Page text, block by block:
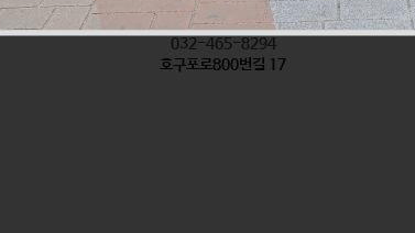
식품
032-465-8294
호구포로800번길 17